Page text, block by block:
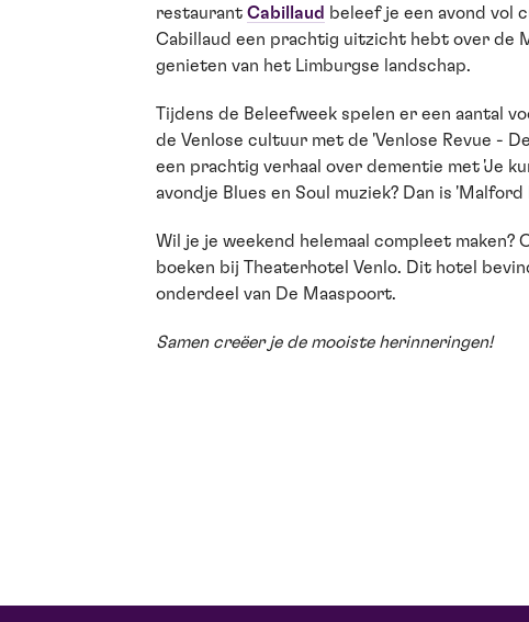
restaurant Cabillaud beleef je een avond vol
Cabillaud een prachtig uitzicht hebt over de
genieten van het Limburgse landschap.
Tijdens de Beleefweek spelen er een aantal
de Venlose cultuur met de 'Venlose Revue -
een prachtig verhaal over dementie met 'Je
avondje Blues en Soul muziek? Dan is
Wil je je weekend helemaal compleet
boeken bij Theaterhotel Venlo. Dit hotel
onderdeel van De Maaspoort.
Samen creëer je de mooiste herinneringen!